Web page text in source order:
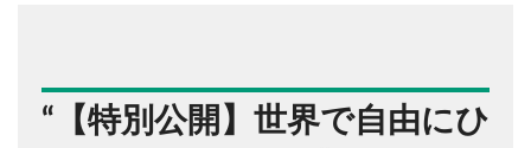
“ 【特別公開】世界で自由にひ